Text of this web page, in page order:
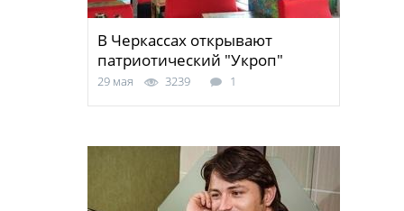
В Черкассах открывают
патриотический "Укроп"
29 мая 3239 1